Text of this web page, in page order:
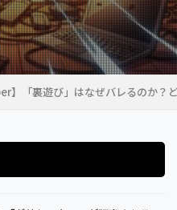
】「裏遊び」はなぜバレるのか？